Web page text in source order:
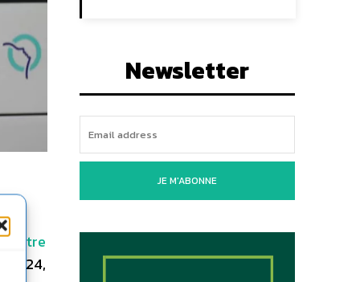
quatre
2024,
Newsletter
JE M'ABONNE